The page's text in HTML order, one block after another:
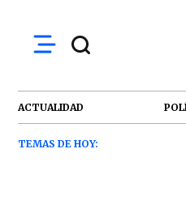
ACTUALIDAD
TEMAS DE HOY: